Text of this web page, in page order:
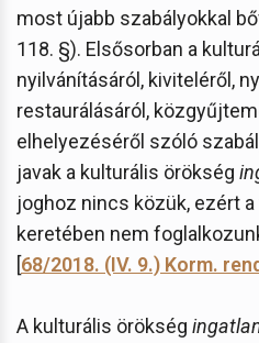
most újabb szabályokkal
118. §). Elsősorban a
nyilvánításáról, kiviteléről,
restaurálásáról,
elhelyezéséről szóló
javak a kulturális örökség
joghoz nincs közük, ezért
keretében nem
[68/2018. (IV. 9.) Korm.
A kulturális örökség